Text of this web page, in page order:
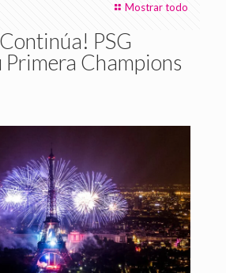
Mostrar todo
PSG
Primera Champions